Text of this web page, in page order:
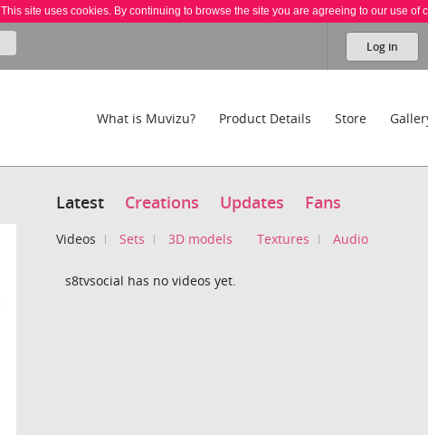
This site uses cookies. By continuing to browse the site you are agreeing to our use of
Log in
What is Muvizu? Product Details Store
Latest Creations Updates Fans
Videos Sets 3D models Textures Audio
s8tvsocial has no videos yet.